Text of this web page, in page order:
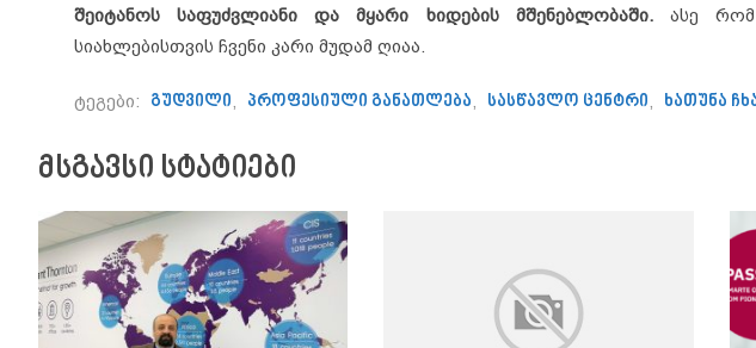
შეიტანოს საფუძვლიანი და მყარი ხიდების მშენებლობაში.ასე რომ
სიახლებისთვის ჩვენი კარი მუდამ ღიაა.
ტეგები: გუდვილი, პროფესიული განათლება, სასწავლო ცენტრი, ხათუნა
მსგავსი სტატიები